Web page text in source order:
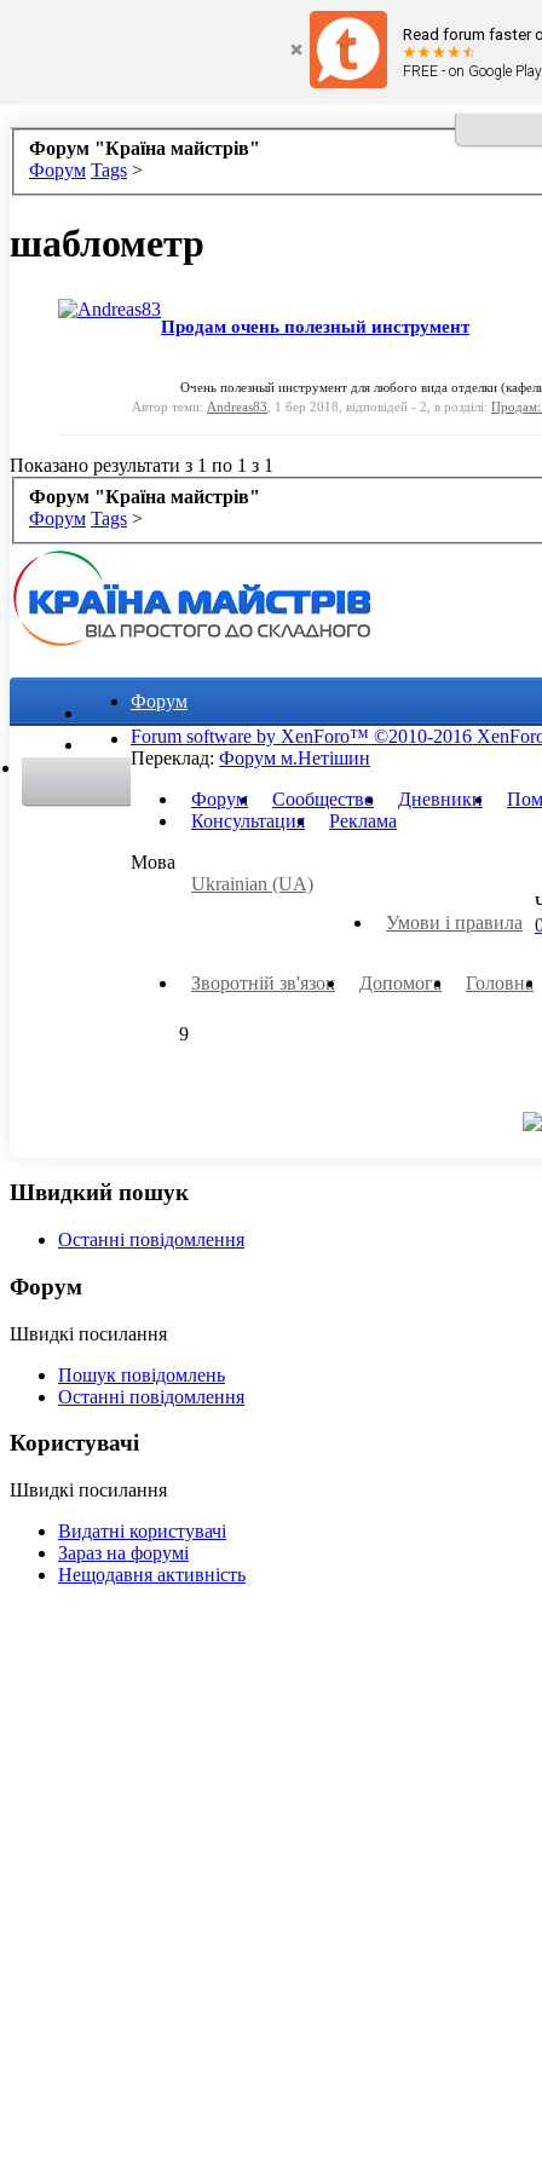
Read forum faster
FREE - on Google Play
Форум "Країна майстрів"
Форум Tags >
шаблометр
Продам очень полезный инструмент
Очень полезный инструмент для любого вида отделки
Автор теми: Andreas83 1 бер 2018 , відповідей - 2, в розділі: Продам:
Показано результати з 1 по 1 з 1
Форум "Країна майстрів"
Форум Tags >
Форум
Користувачі
Forum software by XenForo™ ©2010-2016
Переклад: Форум м.Нетішин
Форум
Сообщество Дневники
Консультация
Реклама
Мова
Ukrainian (UA)
Умови і правила
Зворотній зв'язок Допомога Головна
9
Швидкий пошук
Останні повідомлення
Форум
Швидкі посилання
Пошук повідомлень
Останні повідомлення
Користувачі
Швидкі посилання
Видатні користувачі
Зараз на форумі
Нещодавня активність